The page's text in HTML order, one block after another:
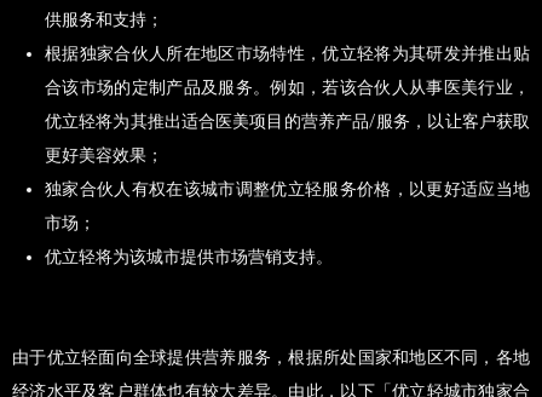
供服务和支持；
根据独家合伙人所在地区市场特性，优立轻将为其研发并推出贴
合该市场的定制产品及服务。例如，若该合伙人从事医美行业，
优立轻将为其推出适合医美项目的营养产品/服务，以让客户获取
更好美容效果；
独家合伙人有权在该城市调整优立轻服务价格，以更好适应当地
市场；
优立轻将为该城市提供市场营销支持。
由于优立轻面向全球提供营养服务，根据所处国家和地区不同，各地
经济水平及客户群体也有较大差异。由此，以下「优立轻城市独家合